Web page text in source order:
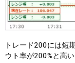
トレード200には短
ウト率が200%と高い